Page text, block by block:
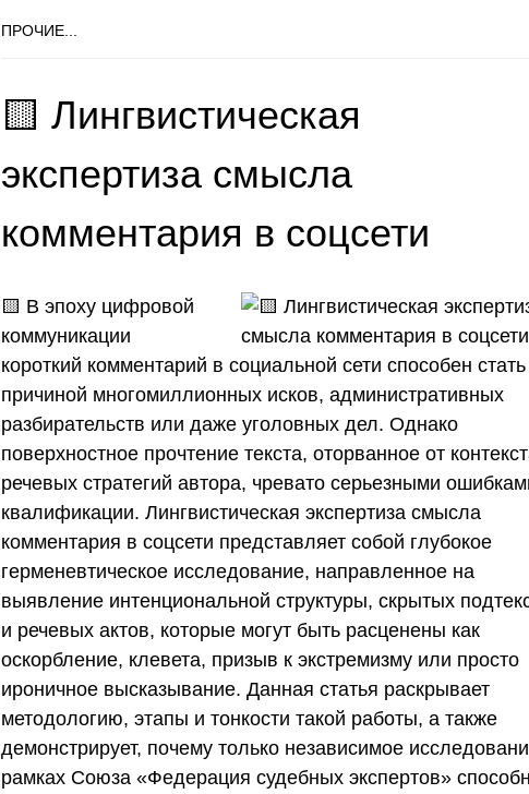
ПРОЧИЕ...
🟨 Лингвистическая
экспертиза смысла
комментария в соцсети
🟨 В эпоху цифровой
коммуникации
короткий комментарий в социальной сети способен стать
причиной многомиллионных исков, административных
разбирательств или даже уголовных дел. Однако
поверхностное прочтение текста, оторванное от
речевых стратегий автора, чревато серьезными
квалификации. Лингвистическая экспертиза смысла
комментария в соцсети представляет собой глубокое
герменевтическое исследование, направленное на
выявление интенциональной структуры, скрытых
и речевых актов, которые могут быть расценены как
оскорбление, клевета, призыв к экстремизму или просто
ироничное высказывание. Данная статья раскрывает
методологию, этапы и тонкости такой работы, а также
демонстрирует, почему только независимое
рамках Союза «Федерация судебных экспертов»